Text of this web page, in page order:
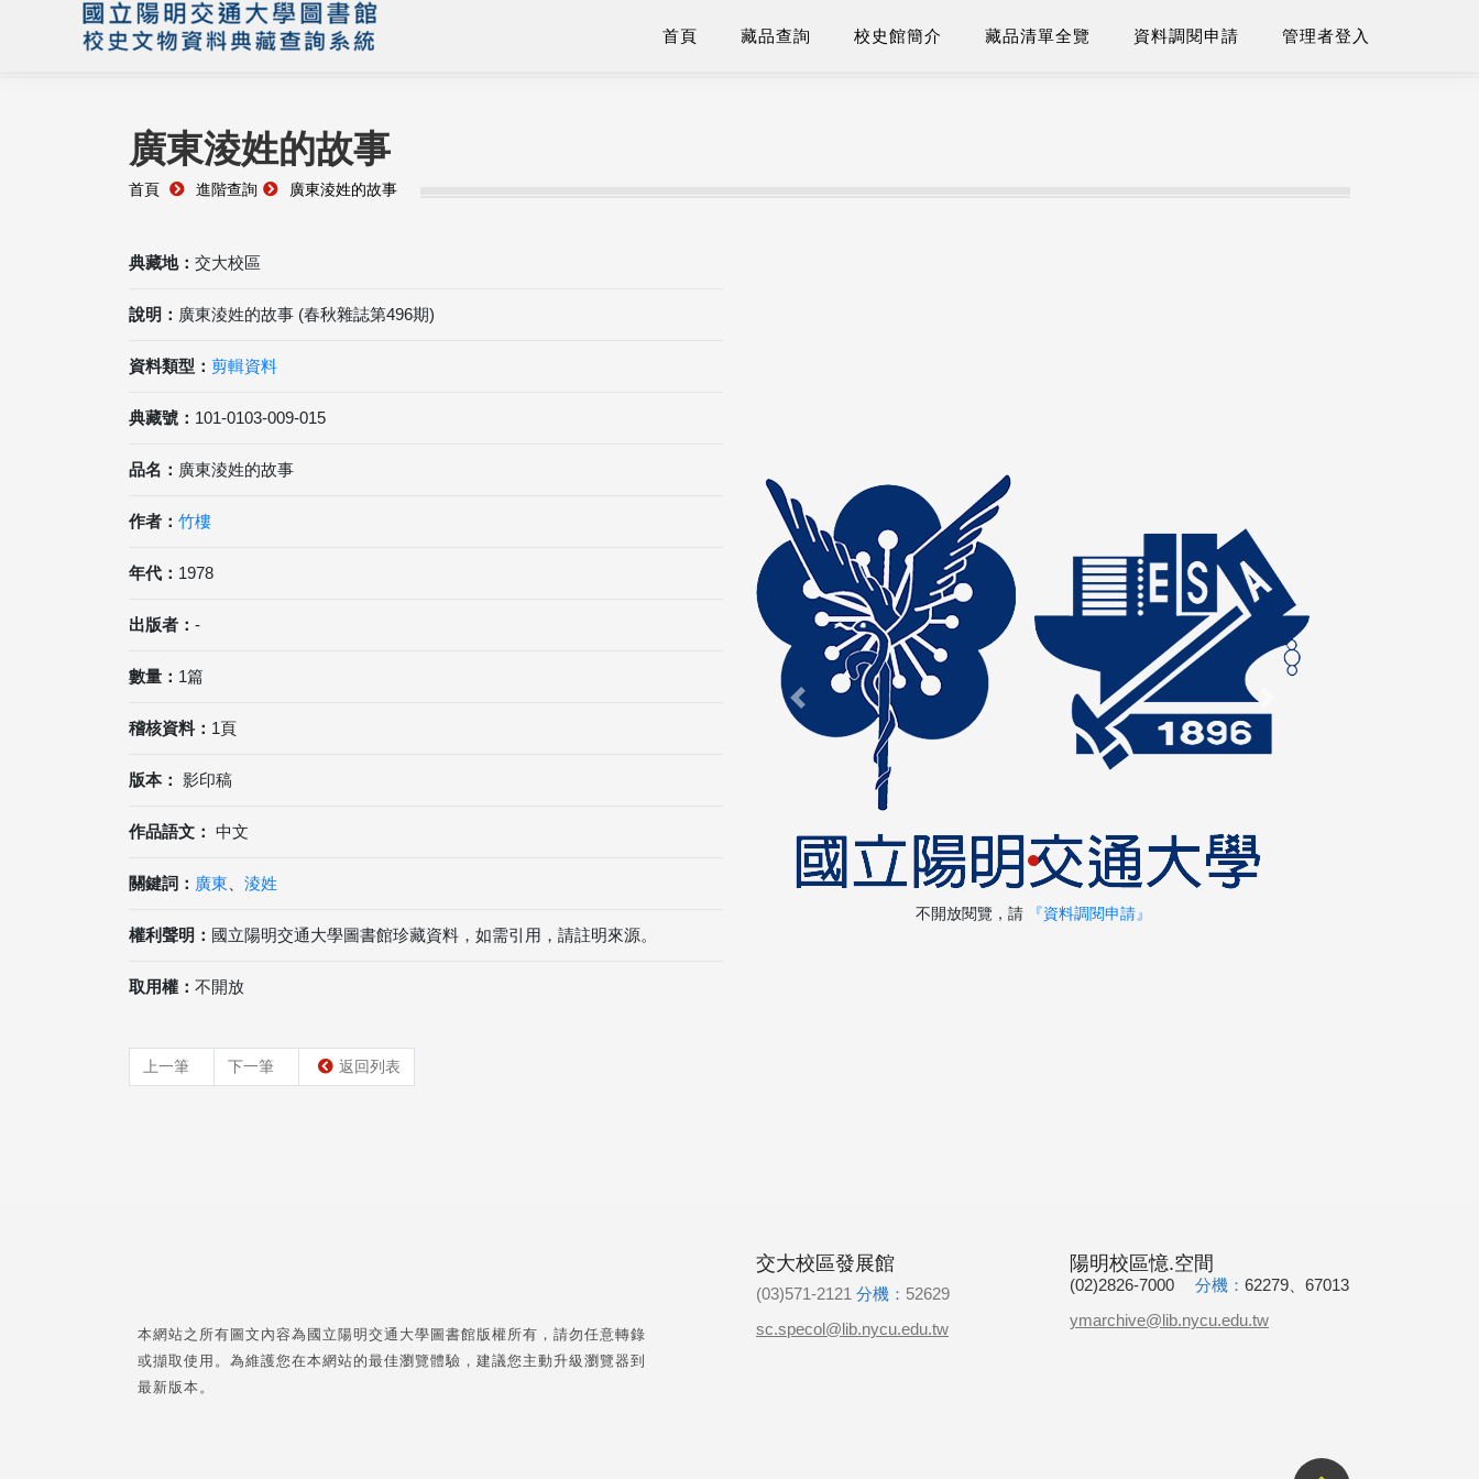
首頁 藏品查詢 校史館簡介 藏品清單全覽 資料調閱申請 管理者登入
廣東淩姓的故事
首頁 進階查詢 廣東淩姓的故事
典藏地： 交大校區
說明： 廣東淩姓的故事 (春秋雜誌第496期)
資料類型： 剪輯資料
典藏號： 101-0103-009-015
品名： 廣東淩姓的故事
作者： 竹樓
年代： 1978
出版者： -
數量： 1篇
稽核資料： 1頁
版本： 影印稿
作品語文： 中文
關鍵詞： 廣東 淩姓
權利聲明： 國立陽明交通大學圖書館珍藏資料，如需引用，請註明來源。
取用權： 不開放
上一筆 下一筆 返回列表
Previous
不開放閱覽，請 『資料調閱申請』
本網站之所有圖文內容為國立陽明交通大學圖書館版權所有，請勿任意轉錄
或擷取使用。為維護您在本網站的最佳瀏覽體驗，建議您主動升級瀏覽器到
最新版本。
交大校區發展館
(03)571-2121 分機： 52629
sc.specol@lib.nycu.edu.tw
陽明校區憶.空間
(02)2826-7000 分機： 62279、67013
ymarchive@lib.nycu.edu.tw